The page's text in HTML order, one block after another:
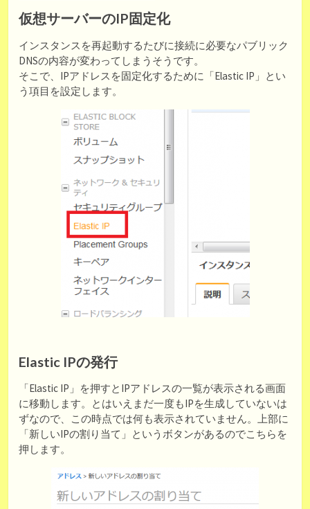
仮想サーバーのIP固定化
インスタンスを再起動するたびに接続に必要なパブリック
DNSの内容が変わってしまうそうです。
そこで、IPアドレスを固定化するために「Elastic IP」とい
う項目を設定します。
Elastic IPの発行
「Elastic IP」を押すとIPアドレスの一覧が表示される画面
に移動します。とはいえまだ一度もIPを生成していないは
ずなので、この時点では何も表示されていません。上部に
「新しいIPの割り当て」というボタンがあるのでこちらを
押します。